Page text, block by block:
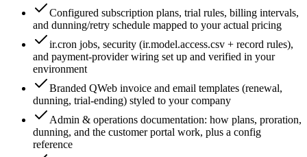
Configured subscription plans, trial rules, billing intervals,
and dunning/retry schedule mapped to your actual pricing
ir.cron jobs, security (ir.model.access.csv + record rules),
and payment-provider wiring set up and verified in your
environment
Branded QWeb invoice and email templates (renewal,
dunning, trial-ending) styled to your company
Admin & operations documentation: how plans, proration,
dunning, and the customer portal work, plus a config
reference